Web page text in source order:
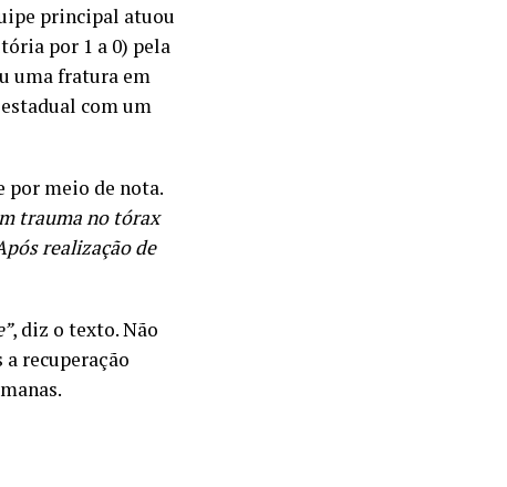
principal atuou
por 1 a 0) pela
uma fratura em
com um
por meio de nota.
trauma no tórax
realização de
, diz o texto. Não
recuperação